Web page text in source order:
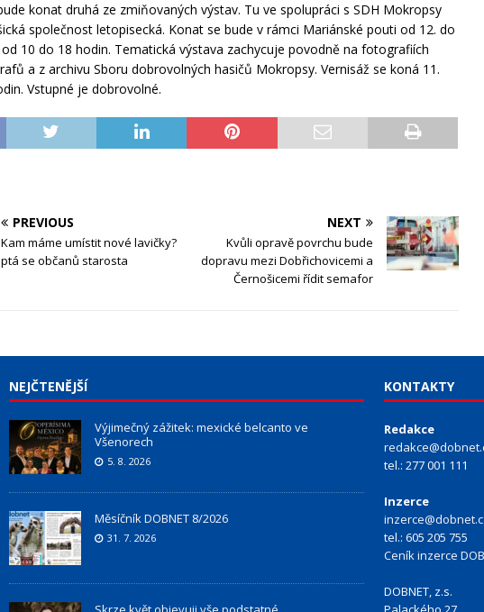
konat druhá ze zmiňovaných výstav. Tu ve spolupráci s SDH Mokropsy
společnost letopisecká. Konat se bude v rámci Mariánské pouti od 12. do
od 10 do 18 hodin. Tematická výstava zachycuje povodně na fotografiích
a z archivu Sboru dobrovolných hasičů Mokropsy. Vernisáž se koná 11.
Vstupné je dobrovolné.
PREVIOUS
Kam máme umístit nové lavičky?
ptá se občanů starosta
NEXT
Kvůli opravě povrchu bude
dopravu mezi Dobřichovicemi a
Černošicemi řídit semafor
NEJČTENĚJŠÍ
Výjimečný zážitek: mexické belcanto ve
Všenorech
5. 8. 2026
Měsíčník DOBNET 8/2026
31. 7. 2026
KONTAKTY
Redakce
tel.: 277 001 111
Inzerce
tel.: 605 205 755
Ceník inzerce
DOBNET, z.s.